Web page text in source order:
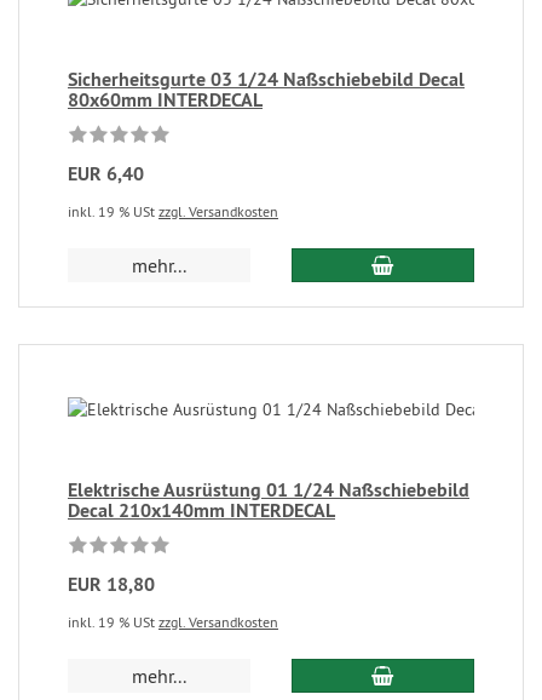
Sicherheitsgurte 03 1/24 Naßschiebebild Decal
80x60mm INTERDECAL
EUR 6,40
inkl. 19 % USt zzgl. Versandkosten
mehr...
Elektrische Ausrüstung 01 1/24 Naßschiebebild
Decal 210x140mm INTERDECAL
EUR 18,80
inkl. 19 % USt zzgl. Versandkosten
mehr...